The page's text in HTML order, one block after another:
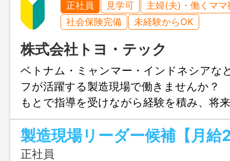
正社員 見学可
主婦(夫)・働くママ
社会保険完備
未経験からOK
株式会社トヨ・テック
ベトナム・ミャンマー・インドネシアな
フが活躍する製造現場で働きませんか？
もとで指導を受けながら経験を積み、将
として活躍していくポジションです。通
駐しているので言葉の壁なく安心してス
種からの転職、未経験・年齢不問で大歓
正社員